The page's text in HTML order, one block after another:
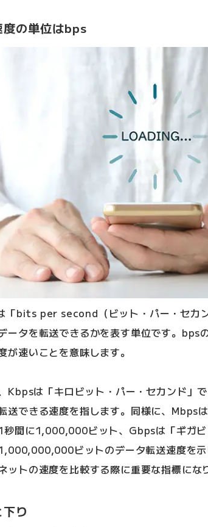
度の単位はbps
「bits per second（ビット・パー・セカ
ータを転送できるかを表す単位です。bps
が速いことを意味します。
Kbpsは「キロビット・パー・セカンド」
送できる速度を指します。同様に、Mbps
秒間に1,000,000ビット、Gbpsは「ギガ
ビットのデータ転送速度を示
ットの速度を比較する際に重要な指標にな
り